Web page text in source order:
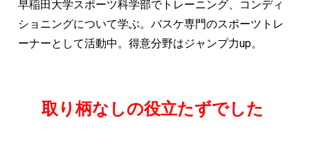
早稲田大学スポーツ科学部でトレーニング、コンディ
ショニングについて学ぶ。バスケ専門のスポーツトレ
ーナーとして活動中。得意分野はジャンプ力up。
取り柄なしの役立たずでした